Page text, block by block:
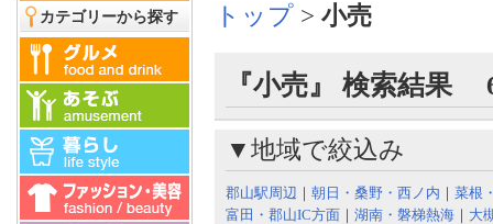
カテゴリーから探す トップ > 小売
『小売』 検索結果
▼地域で絞込み
郡山駅周辺 ｜ 朝日・桑野・西ノ内 ｜ 菜根
富田・郡山IC方面 ｜ 湖南・磐梯熱海 ｜ 大